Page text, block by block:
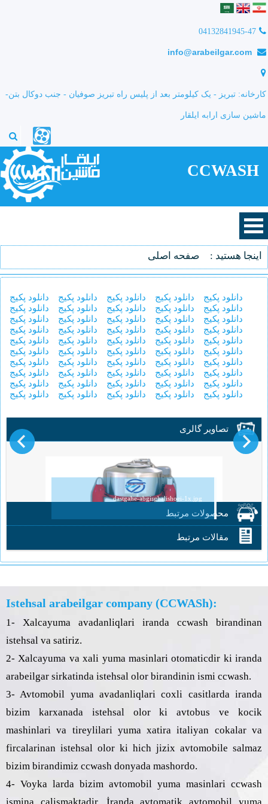
04132841945-47
کارخانه: تبریز - یک کیلومتر بعد از پلیس راه تبریز صوفیان - جنب دوکال بتن-
ماشین سازی ارابه ایلقار
CCWASH
اینجا هستید : صفحه اصلی
دانلود پکیج دانلود پکیج دانلود پکیج دانلود پکیج
دانلود پکیج
دانلود پکیج
دانلود پکیج دانلود پکیج دانلود پکیج
دانلود پکیج
دانلود پکیج
دانلود پکیج دانلود پکیج دانلود پکیج
دانلود پکیج
دانلود پکیج
دانلود پکیج دانلود پکیج دانلود پکیج
دانلود پکیج
دانلود پکیج
دانلود پکیج دانلود پکیج دانلود پکیج
دانلود پکیج
دانلود پکیج
دانلود پکیج دانلود پکیج دانلود پکیج
دانلود پکیج
دانلود پکیج
دانلود پکیج دانلود پکیج دانلود پکیج
دانلود پکیج
دانلود پکیج
دانلود پکیج دانلود پکیج دانلود پکیج
دانلود پکیج
دانلود پکیج
دانلود پکیج دانلود پکیج دانلود پکیج
دانلود پکیج
دانلود پکیج
دانلود پکیج دانلود پکیج دانلود پکیج دانلود پکیج
تصاویر گالری
dastgahe-abgirghalishoei-1x.jpg
محصولات مرتبط
مقالات مرتبط
Istehsal arabeilgar company (CCWASh):
1- Xalcayuma avadanliqlari iranda ccwash birandinan
istehsal va satiriz.
2- Xalcayuma va xali yuma masinlari otomaticdir ki iranda
arabeilgar sirkatinda istehsal olor birandinin ismi ccwash.
3- Avtomobil yuma avadanliqlari coxli casitlarda iranda
bizim karxanada istehsal olor ki avtobus ve kocik
mashinlari va tireylilari yuma xatira italiyan cokalar va
fircalarinan istehsal olor ki hich jizix avtomobile salmaz
bizim birandimiz ccwash donyada mashordo.
4- Voyka larda bizim avtomobil yuma masinlari ccwash
ismina calismaktadir. İranda avtomatik avtomobil yuma